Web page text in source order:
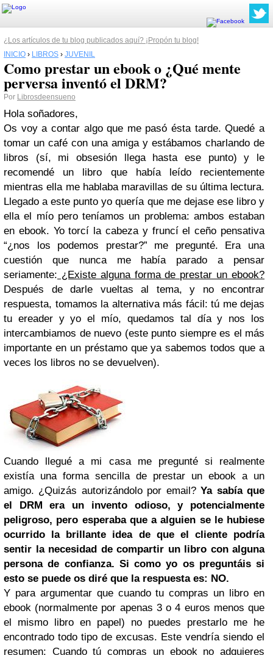
¿Los artículos de tu blog publicados aquí? ¡Propón tu blog!
INICIO › LIBROS › JUVENIL
Como prestar un ebook o ¿Qué mente
perversa inventó el DRM?
Por Librosdeensueno
Hola soñadores,
Os voy a contar algo que me pasó ésta tarde. Quedé a
tomar un café con una amiga y estábamos charlando de
libros (sí, mi obsesión llega hasta ese punto) y le
recomendé un libro que había leído recientemente
mientras ella me hablaba maravillas de su última lectura.
Llegado a este punto yo quería que me dejase ese libro y
ella el mío pero teníamos un problema: ambos estaban
en ebook. Yo torcí la cabeza y fruncí el ceño pensativa
“¿nos los podemos prestar?” me pregunté. Era una
cuestión que nunca me había parado a pensar
seriamente: ¿Existe alguna forma de prestar un ebook?
Después de darle vueltas al tema, y no encontrar
respuesta, tomamos la alternativa más fácil: tú me dejas
tu ereader y yo el mío, quedamos tal día y nos los
intercambiamos de nuevo (este punto siempre es el más
importante en un préstamo que ya sabemos todos que a
veces los libros no se devuelven).
Cuando llegué a mi casa me pregunté si realmente
existía una forma sencilla de prestar un ebook a un
amigo. ¿Quizás autorizándolo por email?Ya sabía que
el DRM era un invento odioso, y potencialmente
peligroso, pero esperaba que a alguien se le hubiese
ocurrido la brillante idea de que el cliente podría
sentir la necesidad de compartir un libro con alguna
persona de confianza. Si como yo os preguntáis si
esto se puede os diré que la respuesta es: NO.
Y para argumentar que cuando tu compras un libro en
ebook (normalmente por apenas 3 o 4 euros menos que
el mismo libro en papel) no puedes prestarlo me he
encontrado todo tipo de excusas. Este vendría siendo el
resumen: Cuando tú compras un ebook no adquieres